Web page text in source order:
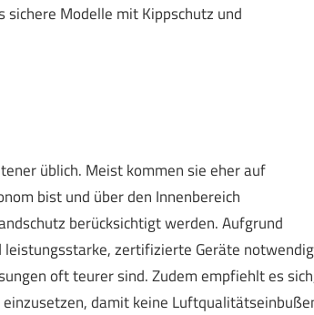
Modelle mit Kippschutz und
üblich. Meist kommen sie eher auf
bist und über den Innenbereich
berücksichtigt werden. Aufgrund
zertifizierte Geräte
oft teurer sind. Zudem empfiehlt es
damit keine